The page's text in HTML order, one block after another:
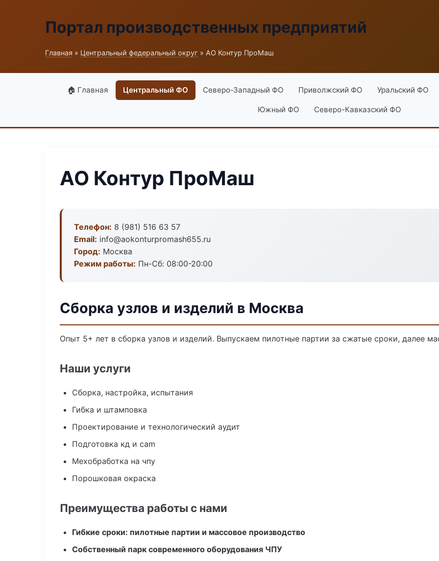
Портал производственных предприятий
Главная » Центральный федеральный округ » АО Контур ПроМаш
🏠 Главная Центральный ФО Северо-Западный ФО Приволжский ФО Уральский ФО
Южный ФО Северо-Кавказский ФО
АО Контур ПроМаш
Телефон: 8 (981) 516 63 57
Email: info@aokonturpromash655.ru
Город: Москва
Режим работы: Пн-Сб: 08:00-20:00
Сборка узлов и изделий в Москва
Опыт 5+ лет в сборка узлов и изделий. Выпускаем пилотные партии за сжатые сроки, далее
Наши услуги
Сборка, настройка, испытания
Гибка и штамповка
Проектирование и технологический аудит
Подготовка кд и cam
Мехобработка на чпу
Порошковая окраска
Преимущества работы с нами
Гибкие сроки: пилотные партии и массовое производство
Собственный парк современного оборудования ЧПУ